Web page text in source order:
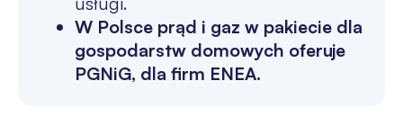
W Polsce prąd i gaz w pakiecie dla
gospodarstw domowych oferuje
PGNiG, dla firm ENEA.